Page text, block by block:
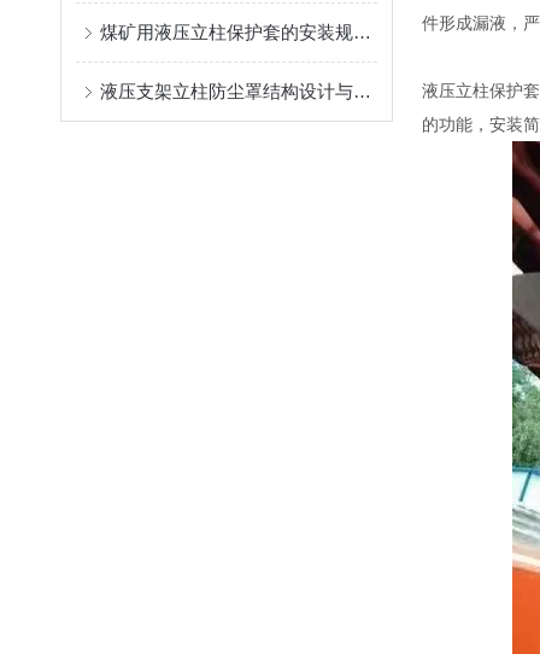
煤矿用液压立柱保护套的安装规范与使用寿命提升方案
液压支架立柱防尘罩结构设计与密封防护原理
件形成漏液，
液压立柱保护
的功能，安装